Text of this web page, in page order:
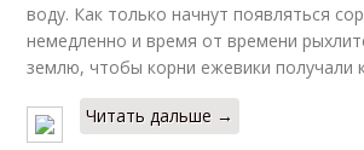
воду. Как только начнут появляться
немедленно и время от времени
землю, чтобы корни ежевики получали
Читать дальше →